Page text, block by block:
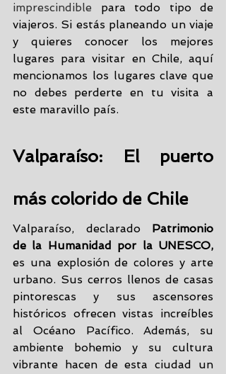
imprescindible para todo tipo de
viajeros. Si estás planeando un viaje
y quieres conocer los mejores
lugares para visitar en Chile, aquí
mencionamos los lugares clave que
no debes perderte en tu visita a
este maravillo país.
Valparaíso: El puerto
más colorido de Chile
Valparaíso, declarado Patrimonio
de la Humanidad por la UNESCO,
es una explosión de colores y arte
urbano. Sus cerros llenos de casas
pintorescas y sus ascensores
históricos ofrecen vistas increíbles
al Océano Pacífico. Además, su
ambiente bohemio y su cultura
vibrante hacen de esta ciudad un